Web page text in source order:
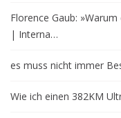
Florence Gaub:
| Interna…
es muss nicht immer
Wie ich einen 382KM